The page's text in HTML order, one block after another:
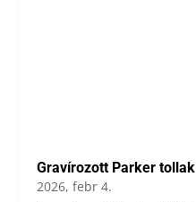
Gravírozott Parker tollak
2026, febr 4.